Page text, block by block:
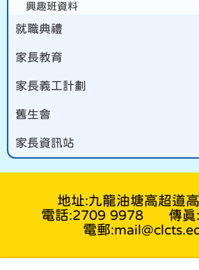
興趣班資料
就職典禮
家長教育
家長義工計劃
舊生會
家長資訊站
地址:九龍油塘高超道
電話:2709 9978
傳
電郵